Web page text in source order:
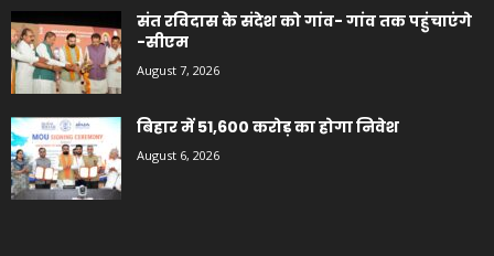
संत रविदास के संदेश को गांव- गांव तक पहुंचाएंगे
-सीएम
August 7, 2026
बिहार में 51,600 करोड़ का होगा निवेश
August 6, 2026